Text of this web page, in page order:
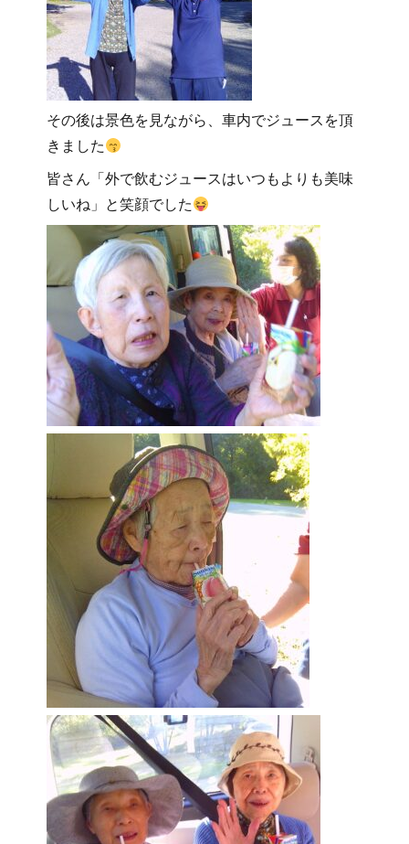
その後は景色を見ながら、車内でジュースを頂
きました
皆さん「外で飲むジュースはいつもよりも美味
しいね」と笑顔でした